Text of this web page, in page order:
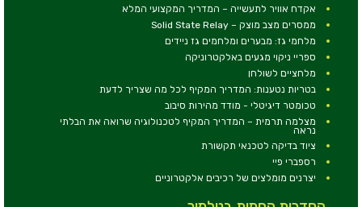
אקדח אוויר לתעשייה – המדריך המקצועי המלא
ממסרים מצב מוצק – Solid State Relay
מלחמי גז: מבערים ומלחמים גז ניידים
ספריי ניקוי מגעים באלקטרוניקה
מלחציים לשולחן
בטריות נטענות: המדריך המקיף לכל מה שצריך לדעת
טכומטר דיגיטלי - מודד מהירות סיבוב
מצלמה תרמית – המדריך המקיף לטכנולוגיה שרואה את הבלתי
נראה
ציוד בדיקה לטכנאי תקשורת
רספברי פיי
יצרנים מומלצים של רכיבים אלקטרוניים